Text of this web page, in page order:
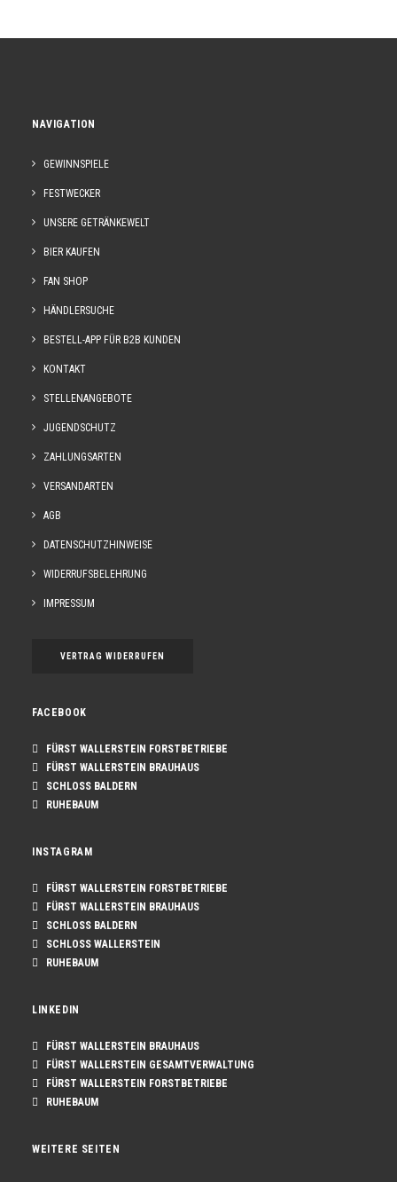
IN DEN WARENKORB
NAVIGATION
GEWINNSPIELE
FESTWECKER
UNSERE GETRÄNKEWELT
BIER KAUFEN
FAN SHOP
HÄNDLERSUCHE
BESTELL-APP FÜR B2B KUNDEN
KONTAKT
STELLENANGEBOTE
JUGENDSCHUTZ
ZAHLUNGSARTEN
VERSANDARTEN
AGB
DATENSCHUTZHINWEISE
WIDERRUFSBELEHRUNG
IMPRESSUM
VERTRAG WIDERRUFEN
FACEBOOK
FÜRST WALLERSTEIN FORSTBETRIEBE
FÜRST WALLERSTEIN BRAUHAUS
SCHLOSS BALDERN
RUHEBAUM
INSTAGRAM
FÜRST WALLERSTEIN FORSTBETRIEBE
FÜRST WALLERSTEIN BRAUHAUS
SCHLOSS BALDERN
SCHLOSS WALLERSTEIN
RUHEBAUM
LINKEDIN
FÜRST WALLERSTEIN BRAUHAUS
FÜRST WALLERSTEIN GESAMTVERWALTUNG
FÜRST WALLERSTEIN FORSTBETRIEBE
RUHEBAUM
WEITERE SEITEN